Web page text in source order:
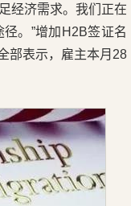
经济需求。我们正在
。”增加H2B签证名
部表示，雇主本月28